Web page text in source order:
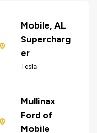
Mobile, AL
Supercharg
er
Tesla
Mullinax
Ford of
Mobile